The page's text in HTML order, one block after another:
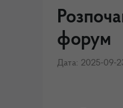
форум
Дата: 2025-09-